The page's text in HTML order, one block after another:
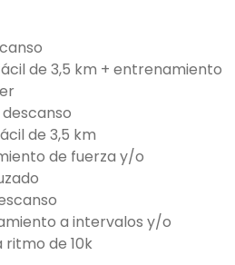
de 3,5 km + entrenamiento
de 3,5 km
de fuerza y/o
a intervalos y/o
de 10k